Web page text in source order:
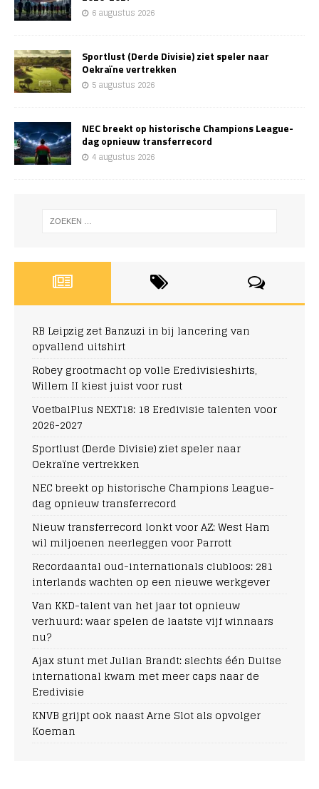
6 augustus 2026
Sportlust (Derde Divisie) ziet speler naar
Oekraïne vertrekken
5 augustus 2026
NEC breekt op historische Champions League-
dag opnieuw transferrecord
4 augustus 2026
RB Leipzig zet Banzuzi in bij lancering van
opvallend uitshirt
Robey grootmacht op volle Eredivisieshirts,
Willem II kiest juist voor rust
VoetbalPlus NEXT18: 18 Eredivisie talenten voor
2026-2027
Sportlust (Derde Divisie) ziet speler naar
Oekraïne vertrekken
NEC breekt op historische Champions League-
dag opnieuw transferrecord
Nieuw transferrecord lonkt voor AZ: West Ham
wil miljoenen neerleggen voor Parrott
Recordaantal oud-internationals clubloos: 281
interlands wachten op een nieuwe werkgever
Van KKD-talent van het jaar tot opnieuw
verhuurd: waar spelen de laatste vijf winnaars
nu?
Ajax stunt met Julian Brandt: slechts één Duitse
international kwam met meer caps naar de
Eredivisie
KNVB grijpt ook naast Arne Slot als opvolger
Koeman